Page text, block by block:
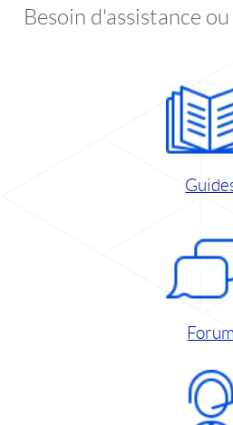
Besoin d'assistance
Forum